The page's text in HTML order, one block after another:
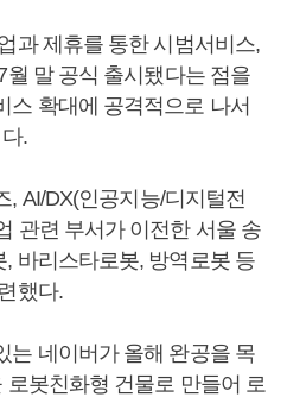
과 제휴를 통한 시범서비스,
말 공식 출시됐다는 점을
스 확대에 공격적으로 나서
.
, AI/DX(인공지능/디지털전
관련 부서가 이전한 서울 송
바리스타로봇, 방역로봇 등
했다.
는 네이버가 올해 완공을 목
봇친화형 건물로 만들어 로